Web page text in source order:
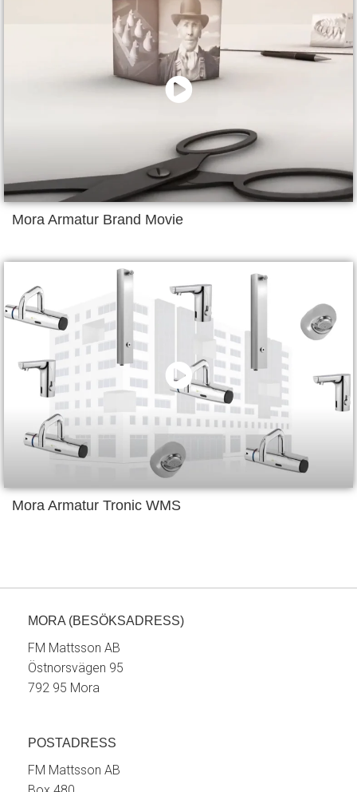
Mora Armatur Brand Movie
Mora Armatur Tronic WMS
MORA (BESÖKSADRESS)
FM Mattsson AB
Östnorsvägen 95
792 95 Mora
POSTADRESS
FM Mattsson AB